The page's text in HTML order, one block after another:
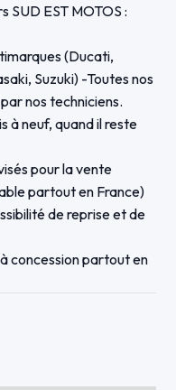
SUD EST MOTOS :
(Ducati,
Suzuki) -Toutes nos
nos techniciens.
à neuf, quand il reste
pour la vente
partout en France)
de reprise et de
concession partout en
main Elle est